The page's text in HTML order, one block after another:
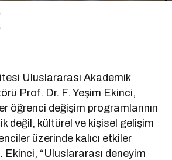
Uluslararası Akademik
Prof. Dr. F. Yeşim Ekinci,
öğrenci değişim programlarının
değil, kültürel ve kişisel gelişim
üzerinde kalıcı etkiler
Ekinci, “Uluslararası deneyim